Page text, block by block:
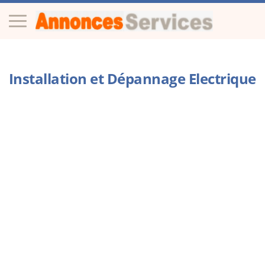
Installation et Dépannage Electrique